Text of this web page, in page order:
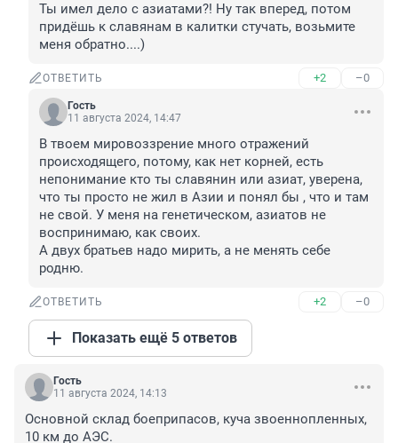
Ты имел дело с азиатами?! Ну так вперед, потом
придёшь к славянам в калитки стучать, возьмите
меня обратно....)
ОТВЕТИТЬ +2 –0
Гость
11 августа 2024, 14:47
В твоем мировоззрение много отражений
происходящего, потому, как нет корней, есть
непонимание кто ты славянин или азиат, уверена,
что ты просто не жил в Азии и понял бы , что и там
не свой. У меня на генетическом, азиатов не
воспринимаю, как своих.
А двух братьев надо мирить, а не менять себе
родню.
ОТВЕТИТЬ +2 –0
Показать ещё 5 ответов
Гость
11 августа 2024, 14:13
Основной склад боеприпасов, куча звоеннопленных,
10 км до АЭС.